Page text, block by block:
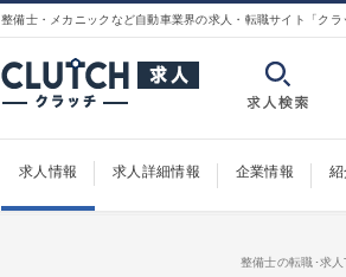
整備士・メカニックなど自動車業界の求人・転職サイト「クラ
求人情報 求人詳細情報 企業情報
整備士の転職･求人